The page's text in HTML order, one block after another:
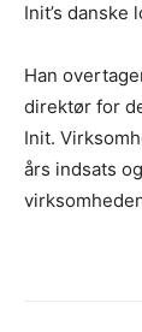
Init’s danske
Han
direktør for
Init.
års indsats